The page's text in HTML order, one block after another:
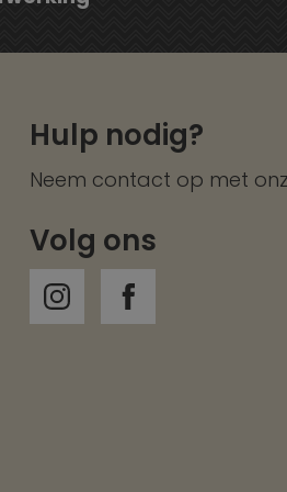
Hulp nodig?
Neem contact op met
Volg ons